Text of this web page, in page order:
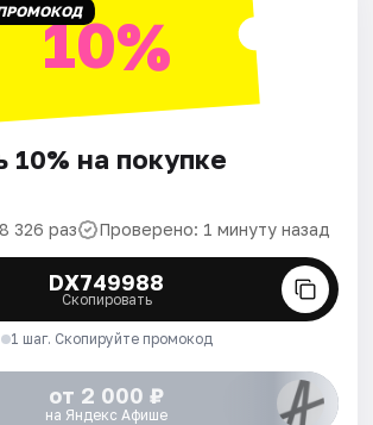
10%
10% на покупке
326 раз Проверено: 1 минуту назад
DX749988
Скопировать
1 шаг. Скопируйте промокод
от 2 000 ₽
на Яндекс Афише